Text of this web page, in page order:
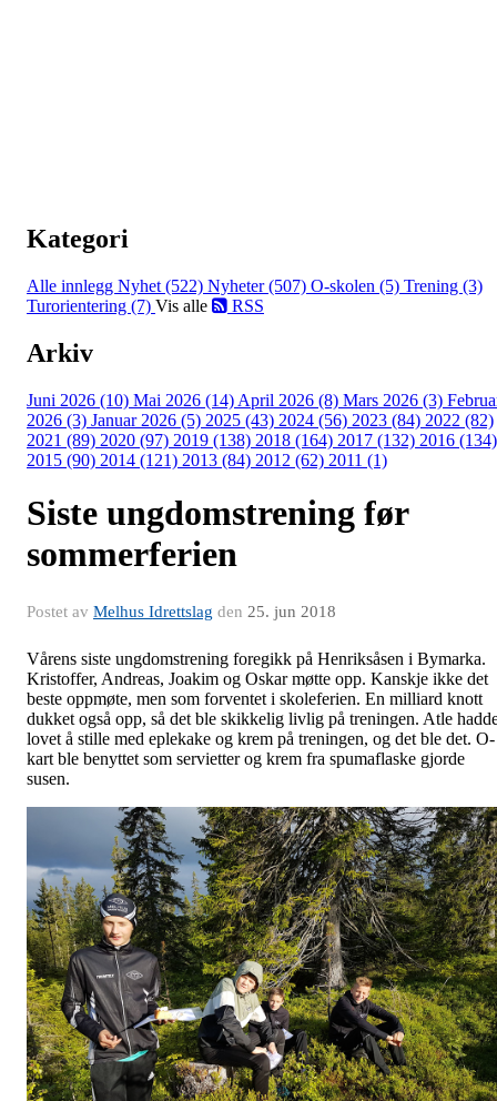
Kategori
Alle innlegg Nyhet (522) Nyheter (507) O-skolen (5) Trening (3)
Turorientering (7) Vis alle RSS
Arkiv
Juni 2026 (10) Mai 2026 (14) April 2026 (8) Mars 2026 (3)
2026 (3) Januar 2026 (5) 2025 (43) 2024 (56) 2023 (84) 2022 (82)
2021 (89) 2020 (97) 2019 (138) 2018 (164) 2017 (132) 2016 (134)
2015 (90) 2014 (121) 2013 (84) 2012 (62) 2011 (1)
Siste ungdomstrening før
sommerferien
Postet av Melhus Idrettslag den 25. jun 2018
Vårens siste ungdomstrening foregikk på Henriksåsen i Bymarka.
Kristoffer, Andreas, Joakim og Oskar møtte opp. Kanskje ikke det
beste oppmøte, men som forventet i skoleferien. En milliard knott
dukket også opp, så det ble skikkelig livlig på treningen. Atle
lovet å stille med eplekake og krem på treningen, og det ble det. O-
kart ble benyttet som servietter og krem fra spumaflaske gjorde
susen.